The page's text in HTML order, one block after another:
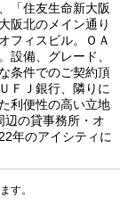
「住友生命新大阪
阪北のメイン通り
フィスビル。ＯＡ
設備、グレード、
条件でのご契約頂
ＦＪ銀行、隣りに
利便性の高い立地
辺の貸事務所・オ
年のアイシティに
す。